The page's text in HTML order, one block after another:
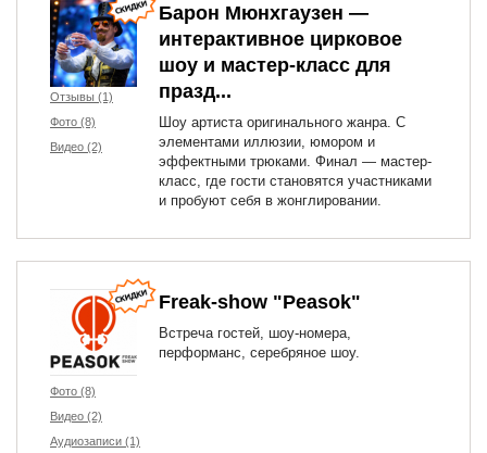
Отзывы (1)
Фото (8)
Видео (2)
Барон Мюнхгаузен —
интерактивное цирковое
шоу и мастер-класс для
празд...
Шоу артиста оригинального жанра. С
элементами иллюзии, юмором и
эффектными трюками. Финал — мастер-
класс, где гости становятся участниками
и пробуют себя в жонглировании.
Фото (8)
Видео (2)
Аудиозаписи (1)
Freak-show "Peasok"
Встреча гостей, шоу-номера,
перформанс, серебряное шоу.